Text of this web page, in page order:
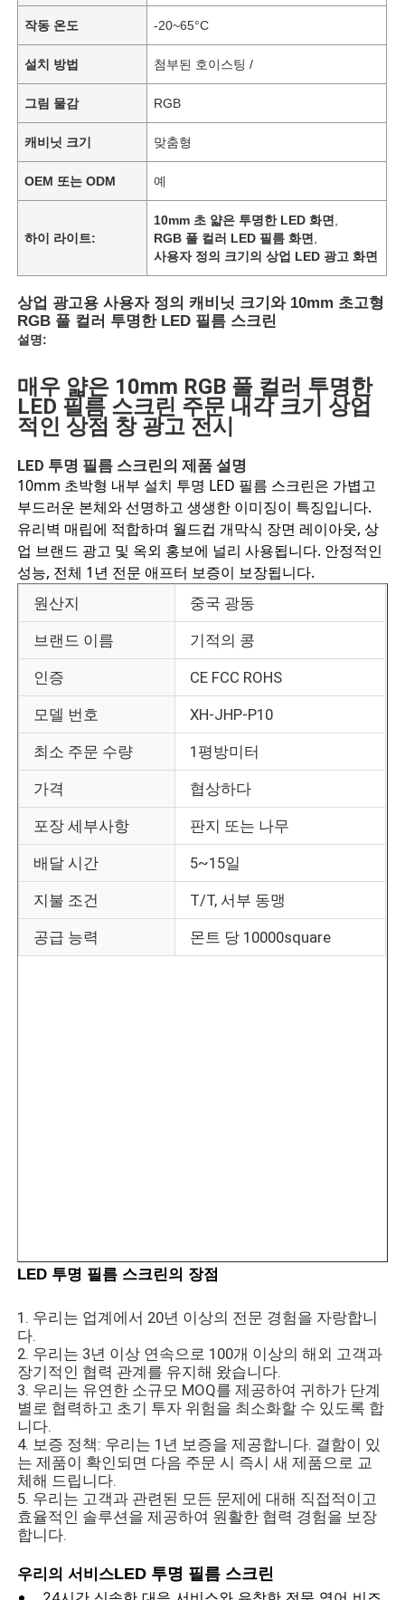
홈
제품
회사 소개
공장 투어
품질 관리
문의하기
투명한 LED 디스플레이
드론 비행 LED 스크린
자필 지도된 스크린
LED 그릴 화면
투명 디스플레이 화면
작동 온도 -20~65°C
설치 방법 첨부된 호이스팅 /
그림 물감 RGB
캐비닛 크기 맞춤형
OEM 또는 ODM 예
하이 라이트:
10mm 초 얇은 투명한 LED 화면
RGB 풀 컬러 LED 필름 화면
사용자 정의 크기의 상업 LED 광고 화면
상업 광고용 사용자 정의 캐비닛 크기와 10mm 초고형
RGB 풀 컬러 투명한 LED 필름 스크린
설명:
매우 얇은 10mm RGB 풀 컬러 투명한
LED 필름 스크린 주문 내각 크기 상업
적인 상점 창 광고 전시
LED 투명 필름 스크린의 제품 설명
10mm 초박형 내부 설치 투명 LED 필름 스크린은 가볍고
부드러운 본체와 선명하고 생생한 이미징이 특징입니다.
유리벽 매립에 적합하며 월드컵 개막식 장면 레이아웃, 상
업 브랜드 광고 및 옥외 홍보에 널리 사용됩니다. 안정적인
성능, 전체 1년 전문 애프터 보증이 보장됩니다.
원산지 중국 광동
브랜드 이름 기적의 콩
인증 CE FCC ROHS
모델 번호 XH-JHP-P10
최소 주문 수량 1평방미터
가격 협상하다
포장 세부사항 판지 또는 나무
배달 시간 5~15일
지불 조건 T/T, 서부 동맹
공급 능력 몬트 당 10000square
LED 투명 필름 스크린의 장점
1. 우리는 업계에서 20년 이상의 전문 경험을 자랑합니
다.
2. 우리는 3년 이상 연속으로 100개 이상의 해외 고객과
장기적인 협력 관계를 유지해 왔습니다.
3. 우리는 유연한 소규모 MOQ를 제공하여 귀하가 단계
별로 협력하고 초기 투자 위험을 최소화할 수 있도록 합
니다.
4. 보증 정책: 우리는 1년 보증을 제공합니다. 결함이 있
는 제품이 확인되면 다음 주문 시 즉시 새 제품으로 교
체해 드립니다.
5. 우리는 고객과 관련된 모든 문제에 대해 직접적이고
효율적인 솔루션을 제공하여 원활한 협력 경험을 보장
합니다.
우리의 서비스LED 투명 필름 스크린